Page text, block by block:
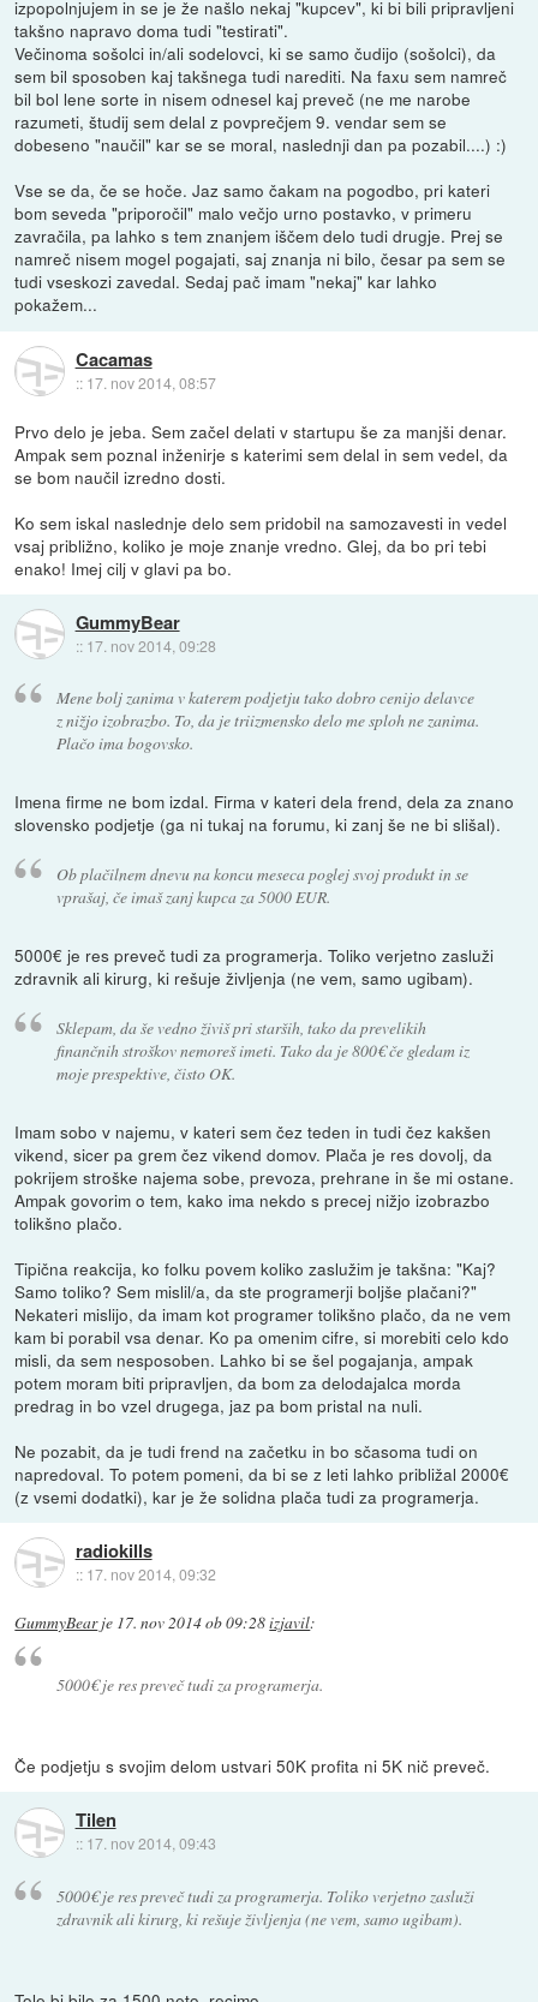
izpopolnjujem in se je že našlo nekaj "kupcev", ki bi bili pripravljeni
takšno napravo doma tudi "testirati".
Večinoma sošolci in/ali sodelovci, ki se samo čudijo (sošolci), da
sem bil sposoben kaj takšnega tudi narediti. Na faxu sem namreč
bil bol lene sorte in nisem odnesel kaj preveč (ne me narobe
razumeti, študij sem delal z povprečjem 9. vendar sem se
dobeseno "naučil" kar se se moral, naslednji dan pa pozabil....) :)
Vse se da, če se hoče. Jaz samo čakam na pogodbo, pri kateri
bom seveda "priporočil" malo večjo urno postavko, v primeru
zavračila, pa lahko s tem znanjem iščem delo tudi drugje. Prej se
namreč nisem mogel pogajati, saj znanja ni bilo, česar pa sem se
tudi vseskozi zavedal. Sedaj pač imam "nekaj" kar lahko
pokažem...
Cacamas
:: 17. nov 2014, 08:57
Prvo delo je jeba. Sem začel delati v startupu še za manjši denar.
Ampak sem poznal inženirje s katerimi sem delal in sem vedel, da
se bom naučil izredno dosti.
Ko sem iskal naslednje delo sem pridobil na samozavesti in vedel
vsaj približno, koliko je moje znanje vredno. Glej, da bo pri tebi
enako! Imej cilj v glavi pa bo.
GummyBear
:: 17. nov 2014, 09:28
Mene bolj zanima v katerem podjetju tako dobro cenijo delavce
z nižjo izobrazbo. To, da je triizmensko delo me sploh ne zanima.
Plačo ima bogovsko.
Imena firme ne bom izdal. Firma v kateri dela frend, dela za znano
slovensko podjetje (ga ni tukaj na forumu, ki zanj še ne bi slišal).
Ob plačilnem dnevu na koncu meseca poglej svoj produkt in se
vprašaj, če imaš zanj kupca za 5000 EUR.
5000€ je res preveč tudi za programerja. Toliko verjetno zasluži
zdravnik ali kirurg, ki rešuje življenja (ne vem, samo ugibam).
Sklepam, da še vedno živiš pri starših, tako da prevelikih
finančnih stroškov nemoreš imeti. Tako da je 800€ če gledam iz
moje prespektive, čisto OK.
Imam sobo v najemu, v kateri sem čez teden in tudi čez kakšen
vikend, sicer pa grem čez vikend domov. Plača je res dovolj, da
pokrijem stroške najema sobe, prevoza, prehrane in še mi ostane.
Ampak govorim o tem, kako ima nekdo s precej nižjo izobrazbo
tolikšno plačo.
Tipična reakcija, ko folku povem koliko zaslužim je takšna: "Kaj?
Samo toliko? Sem mislil/a, da ste programerji boljše plačani?"
Nekateri mislijo, da imam kot programer tolikšno plačo, da ne vem
kam bi porabil vsa denar. Ko pa omenim cifre, si morebiti celo kdo
misli, da sem nesposoben. Lahko bi se šel pogajanja, ampak
potem moram biti pripravljen, da bom za delodajalca morda
predrag in bo vzel drugega, jaz pa bom pristal na nuli.
Ne pozabit, da je tudi frend na začetku in bo sčasoma tudi on
napredoval. To potem pomeni, da bi se z leti lahko približal 2000€
(z vsemi dodatki), kar je že solidna plača tudi za programerja.
radiokills
:: 17. nov 2014, 09:32
GummyBearje 17. nov 2014 ob 09:28izjavil:
5000€ je res preveč tudi za programerja.
Če podjetju s svojim delom ustvari 50K profita ni 5K nič preveč.
Tilen
:: 17. nov 2014, 09:43
5000€ je res preveč tudi za programerja. Toliko verjetno zasluži
zdravnik ali kirurg, ki rešuje življenja (ne vem, samo ugibam).